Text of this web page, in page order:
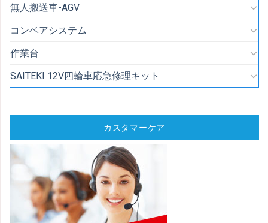
無人搬送車-AGV
コンベアシステム
作業台
SAITEKI 12V四輪車応急修理キット
カスタマーケア